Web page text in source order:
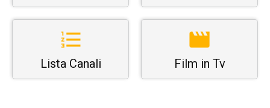
Lista Canali Film in Tv